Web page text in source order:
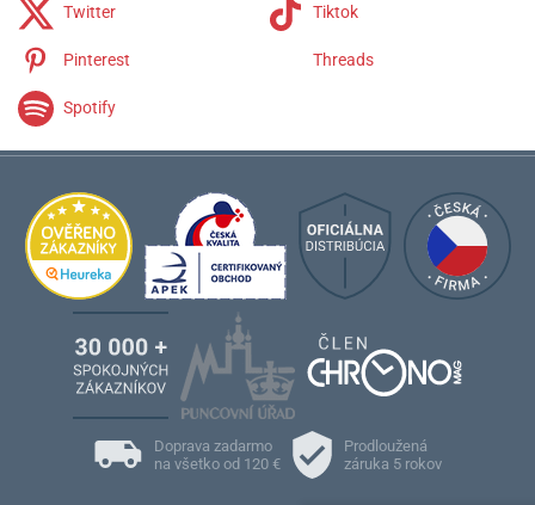
Twitter Tiktok
Pinterest Threads
Spotify
Doprava zadarmo
na všetko od 120 €
Prodloužená
záruka 5 rokov